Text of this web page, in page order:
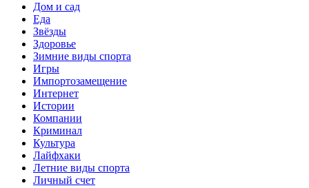
Дом и сад
Еда
Звёзды
Здоровье
Зимние виды спорта
Игры
Импортозамещение
Интернет
Истории
Компании
Криминал
Культура
Лайфхаки
Летние виды спорта
Личный счет